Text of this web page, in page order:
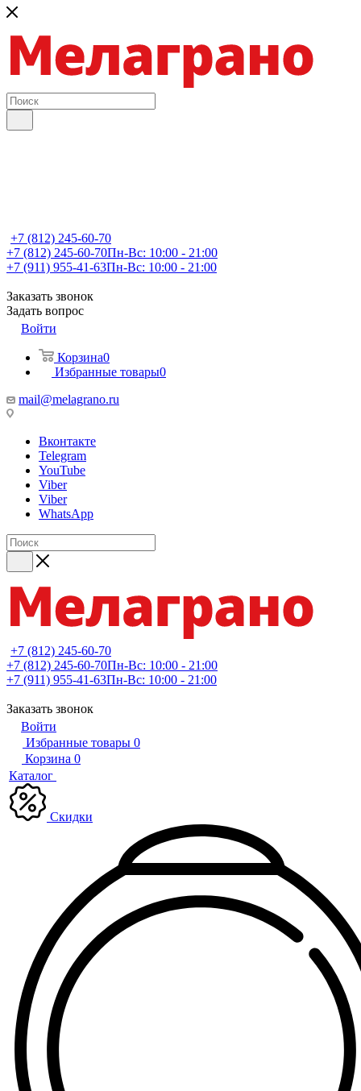
+7 (812) 245-60-70
+7 (812) 245-60-70Пн-Вс: 10:00 - 21:00
+7 (911) 955-41-63Пн-Вс: 10:00 - 21:00
Заказать звонок
Задать вопрос
Войти
Корзина0
Избранные товары0
mail@melagrano.ru
Вконтакте
Telegram
YouTube
Viber
Viber
WhatsApp
+7 (812) 245-60-70
+7 (812) 245-60-70Пн-Вс: 10:00 - 21:00
+7 (911) 955-41-63Пн-Вс: 10:00 - 21:00
Заказать звонок
Войти
Избранные товары 0
Корзина 0
Каталог
Скидки